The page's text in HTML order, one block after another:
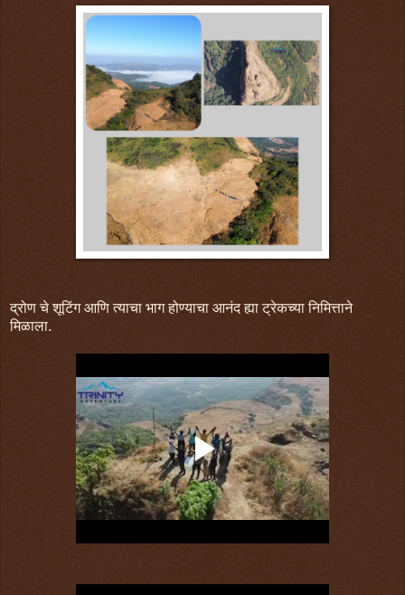
द्रोण चे शूटिंग आणि त्याचा भाग होण्याचा आनंद ह्या ट्रेकच्या निमित्ताने
मिळाला.